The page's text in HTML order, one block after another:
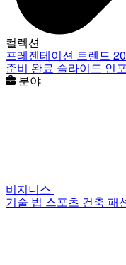
컬렉션
프레젠테이션 트렌드
준비 완료 슬라이드 인
분야
비지니스
기술 법 스포츠 건축 패